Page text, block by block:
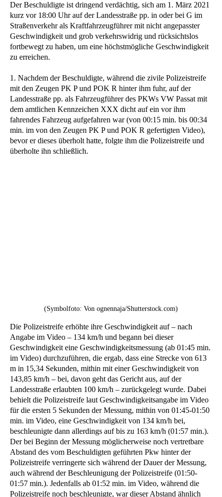
Der Beschuldigte ist dringend verdächtig, sich am 1. März 2021
kurz vor 18:00 Uhr auf der Landesstraße pp. in oder bei G im
Straßenverkehr als Kraftfahrzeugführer mit nicht angepasster
Geschwindigkeit und grob verkehrswidrig und rücksichtslos
fortbewegt zu haben, um eine höchstmögliche Geschwindigkeit
zu erreichen.
1. Nachdem der Beschuldigte, während die zivile Polizeistreife
mit den Zeugen PK P und POK R hinter ihm fuhr, auf der
Landesstraße pp. als Fahrzeugführer des PKWs VW Passat mit
dem amtlichen Kennzeichen XXX dicht auf ein vor ihm
fahrendes Fahrzeug aufgefahren war (von 00:15 min. bis 00:34
min. im von den Zeugen PK P und POK R gefertigten Video),
bevor er dieses überholt hatte, folgte ihm die Polizeistreife und
überholte ihn schließlich.
(Symbolfoto: Von ognennaja/Shutterstock.com)
Die Polizeistreife erhöhte ihre Geschwindigkeit auf – nach
Angabe im Video – 134 km/h und begann bei dieser
Geschwindigkeit eine Geschwindigkeitsmessung (ab 01:45 min.
im Video) durchzuführen, die ergab, dass eine Strecke von 613
m in 15,34 Sekunden, mithin mit einer Geschwindigkeit von
143,85 km/h – bei, davon geht das Gericht aus, auf der
Landesstraße erlaubten 100 km/h – zurückgelegt wurde. Dabei
behielt die Polizeistreife laut Geschwindigkeitsangabe im Video
für die ersten 5 Sekunden der Messung, mithin von 01:45-01:50
min. im Video, eine Geschwindigkeit von 134 km/h bei,
beschleunigte dann allerdings auf bis zu 163 km/h (01:57 min.).
Der bei Beginn der Messung möglicherweise noch vertretbare
Abstand des vom Beschuldigten geführten Pkw hinter der
Polizeistreife verringerte sich während der Dauer der Messung,
auch während der Beschleunigung der Polizeistreife (01:50-
01:57 min.). Jedenfalls ab 01:52 min. im Video, während die
Polizeistreife noch beschleunigte, war dieser Abstand ähnlich